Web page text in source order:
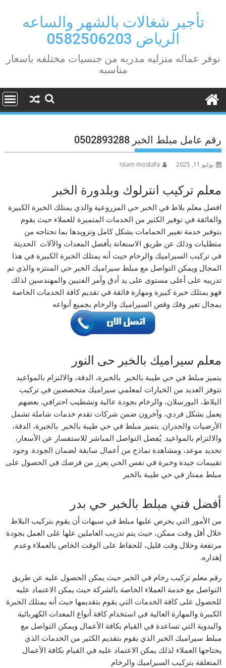
contentتأجير شغالات بالشهر والساعه
الرياض 0582506203
نوفر عماله منزليه مدربه من جنسيات مختلفه باسعار
مناسبه
رقم عامل مبلط الخبر 0502893288
يوليو 11, 2025 Islam mostafa
معلم تركيب انترلوك وبلدورة الخبر
افضل معلم بلاط في الخبر حي المزروعية والذي يمتلك الخبرة الكبيرة
والفائقة في توفير الكثير من الخدمات المتميزة للعملاء حيث يقوم
بتوفير خدمة تغيير الحمامات بشكل كامل وتزويدها بما تحتاجه من
متطلبات وذلك عن طريق الاستعانة بأفضل المعدات والآلات الحديثة
في تركيب السيراميك والرخام حيث أنه يمتلك الخبرة الكبيرة في هذا
المجال ويمكن التواصل مع مبلط سيراميك الخبر حي المنتزه والذي تم
تدريبه على أعلى مستوى على يد أدق وأمر الفنيين والمهندسين لذلك
فهو يمتلك خبرة كبيرة ومهارة فائقة في تقديم كافة الخدمات الخاصة
بمجال تغير وفك وقص السيراميك والرخام بجميع أنواعه
معلم سيراميك بالخبر حى النور
يتميز مبلط في حي طيبة بالخبر بالخبرة، الدقة، والالتزام بالمواعيد
تتوفر العديد من الخيارات لمعلمي سيراميك متخصصين في تركيب
البلاط، البورسلان، والرخام بجودة عالية وتشطيب احترافي. بعضهم
يعمل بشكل فردي، وآخرون ضمن شركات تقدم خدمات شاملة تشمل
الأرضيات والجدران. يتميز مبلط في حي طيبة بالخبر بالخبرة، الدقة،
والالتزام بالمواعيد. يُفضل التواصل المباشر للاستفسار عن الأسعار،
تحديد موعد، ومشاهدة نماذج من أعمال سابقة لضمان الجودة. وجود
تقييمات جيدة وخبرة في نفس الحي يعزز من فرصك في الحصول على
مبلط ممتاز في حي طيبة بالخبر
أفضل فني مبلط بالخبر حي بدر
من الأمور التي يحرص عليها مبلط في سيهات أن يقوم بتركيب البلاط
خلال أقل وقت ممكن، حيث يتم تدريب العاملين علها على العمل بجودة
مرتفعة وخلال وقت قليل، للحفاظ على الوقت الخاص بالعملاء وعدم
إهداره.
رقم معلم تركيب رخام في الخبر حيث يمكن الحصول عليه عن طريق
التواصل مع خدمة العملاء الخاصة بالشركة حيث يمكن الاعتماد عليه
للحصول على كافة الخدمات التي يقوم بتقديمها حيث أنه يمتلك الخبرة
الكبيرة والمهارة العالية في استخدام كافة أنواع المعدات الكهربائية
واليدوية التي تساعدة في القيام بكافة الأعمال ويمكن التواصل مع
مبلط سيراميك الخبر الذي يقوم بتقديم الكثير من الخدمات الذي
يحتاجها العملاء لذلك يمكن الاعتماد عليه في القيام بكافة الأعمال
المتعلقة بتركيب السيراميك والرخام